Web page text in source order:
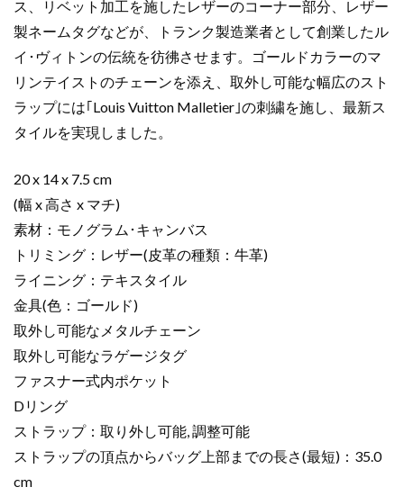
ー
ル
M45571
モ
ノ
グ
ャ
ン
バ
ス
ゴ
ー
ル
ド
金
具
個
ス、リベット加工を施したレザーのコーナー部分、レザー
製ネームタグなどが、トランク製造業者として創業したル
イ･ヴィトンの伝統を彷彿させます。ゴールドカラーのマ
リンテイストのチェーンを添え、取外し可能な幅広のスト
ラップには｢Louis Vuitton Malletier｣の刺繍を施し、最新ス
タイルを実現しました。
20 x 14 x 7.5 cm
(幅 x 高さ x マチ)
素材：モノグラム･キャンバス
トリミング：レザー(皮革の種類：牛革)
ライニング：テキスタイル
金具(色：ゴールド)
取外し可能なメタルチェーン
取外し可能なラゲージタグ
ファスナー式内ポケット
Dリング
ストラップ：取り外し可能, 調整可能
ストラップの頂点からバッグ上部までの長さ(最短)：35.0
cm